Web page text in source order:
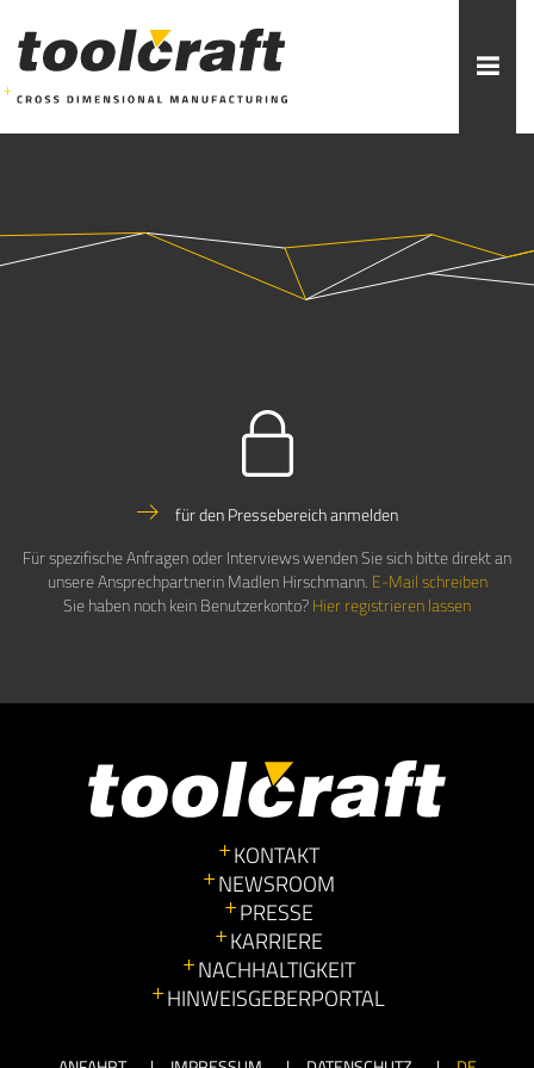
für den Pressebereich anmelden
Für spezifische Anfragen oder Interviews wenden Sie sich bitte direkt an
unsere Ansprechpartnerin Madlen Hirschmann. E-Mail schreiben
Sie haben noch kein Benutzerkonto?Hier registrieren lassen
KONTAKT
NEWSROOM
PRESSE
KARRIERE
NACHHALTIGKEIT
HINWEISGEBERPORTAL
ADDITIVE FERTIGUNG ROBOTIK ZERSPANUNG
AUSBILDUNG